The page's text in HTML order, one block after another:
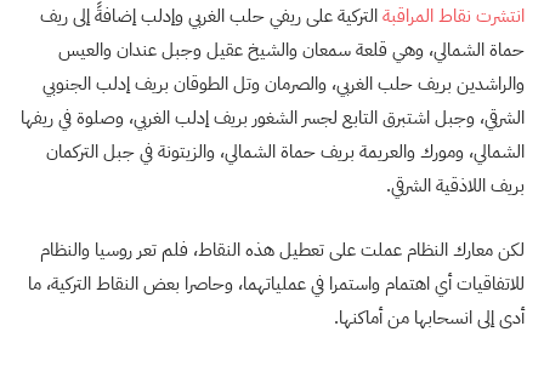
انتشرت نقاط المراقبةالتركية على ريفي حلب الغربي وإدلب إضافةً إلى ريف
حماة الشمالي، وهي قلعة سمعان والشيخ عقيل وجبل عندان والعيس
والراشدين بريف حلب الغربي، والصرمان وتل الطوقان بريف إدلب الجنوبي
الشرقي، وجبل اشتبرق التابع لجسر الشغور بريف إدلب الغربي، وصلوة في ريفها
الشمالي، ومورك والعريمة بريف حماة الشمالي، والزيتونة في جبل التركمان
بريف اللاذقية الشرقي.
لكن معارك النظام عملت على تعطيل هذه النقاط، فلم تعر روسيا والنظام
للاتفاقيات أي اهتمام واستمرا في عملياتهما، وحاصرا بعض النقاط التركية، ما
أدى إلى انسحابها من أماكنها.